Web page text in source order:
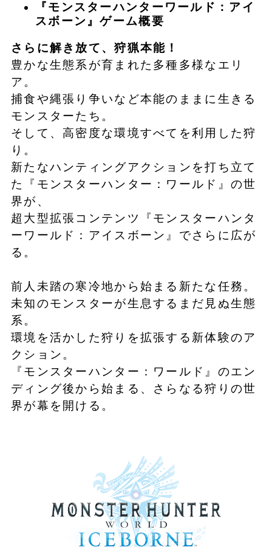
『モンスターハンターワールド：アイ
スボーン』ゲーム概要
さらに解き放て、狩猟本能！
豊かな生態系が育まれた多種多様なエリ
ア。
捕食や縄張り争いなど本能のままに生きる
モンスターたち。
そして、高密度な環境すべてを利用した狩
り。
新たなハンティングアクションを打ち立て
た『モンスターハンター：ワールド』の世
界が、
超大型拡張コンテンツ『モンスターハンタ
ーワールド：アイスボーン』でさらに広が
る。
前人未踏の寒冷地から始まる新たな任務。
未知のモンスターが生息するまだ見ぬ生態
系。
環境を活かした狩りを拡張する新体験のア
クション。
『モンスターハンター：ワールド』のエン
ディング後から始まる、さらなる狩りの世
界が幕を開ける。